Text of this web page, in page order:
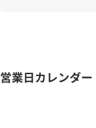
営業日カレンダー